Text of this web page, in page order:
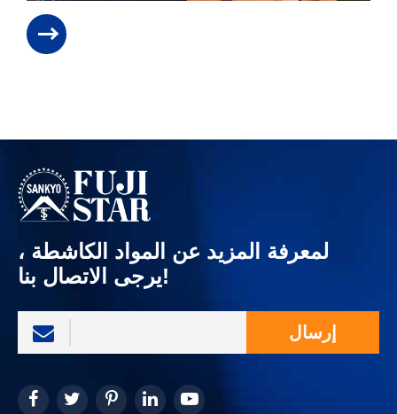
لمعرفة المزيد عن المواد الكاشطة ،
يرجى الاتصال بنا!
إرسال